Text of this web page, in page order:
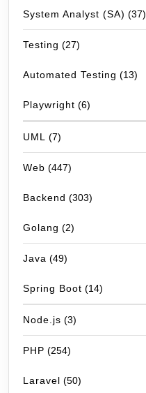
System Analyst (SA) (37)
Testing (27)
Automated Testing (13)
Playwright (6)
UML (7)
Web (447)
Backend (303)
Golang (2)
Java (49)
Spring Boot (14)
Node.js (3)
PHP (254)
Laravel (50)